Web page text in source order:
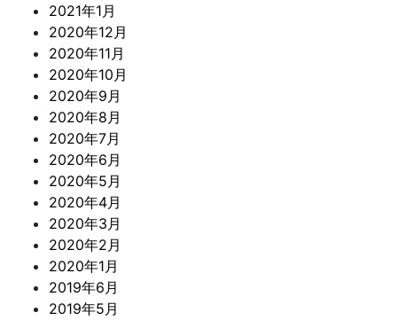
2021年1月
2020年12月
2020年11月
2020年10月
2020年9月
2020年8月
2020年7月
2020年6月
2020年5月
2020年4月
2020年3月
2020年2月
2020年1月
2019年6月
2019年5月